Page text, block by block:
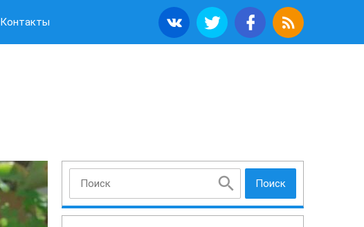
Контакты
Поиск